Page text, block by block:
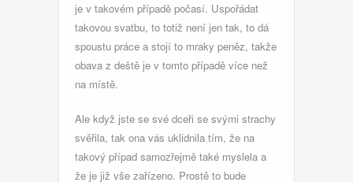
je v takovém případě počasí. Uspořádat
takovou svatbu, to totiž není jen tak, to dá
spoustu práce a stojí to mraky peněz, takže
obava z deště je v tomto případě více než
na místě.
Ale když jste se své dceři se svými strachy
svěřila, tak ona vás uklidnila tím, že na
takový případ samozřejmě také myslela a
že je již vše zařízeno. Prostě to bude